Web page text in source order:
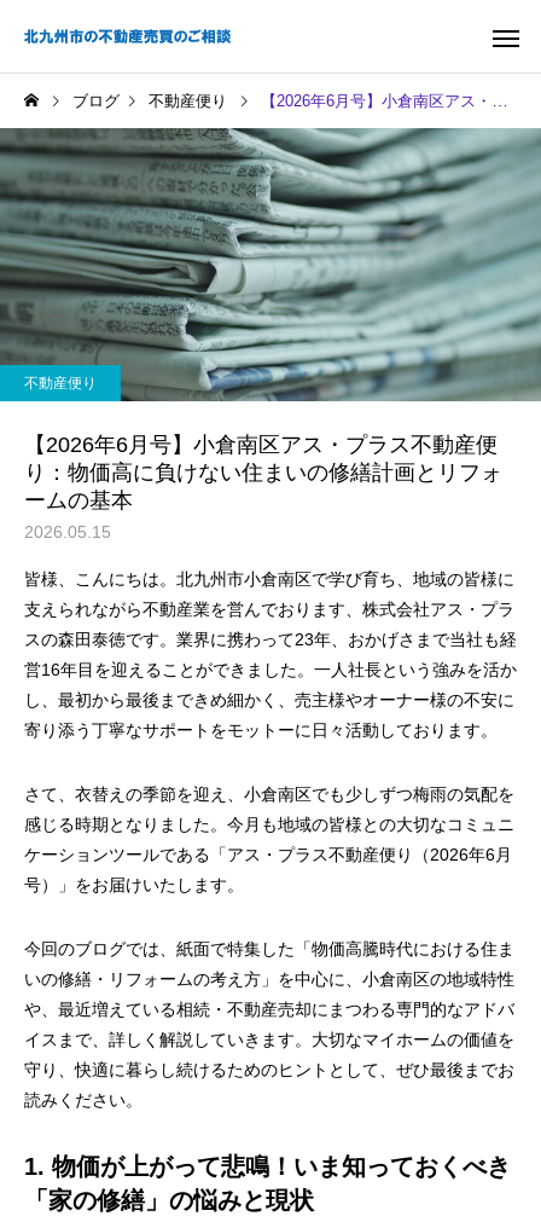
ブログ 不動産便り 【2026年6月号】小倉南区アス・プラス不動産便り：物価高に負けない住まいの修繕計画とリフォームの基本
不動産便り
【2026年6月号】小倉南区アス・プラス不動産便
り：物価高に負けない住まいの修繕計画とリフォ
ームの基本
2026.05.15
皆様、こんにちは。北九州市小倉南区で学び育ち、地域の皆様に
支えられながら不動産業を営んでおります、株式会社アス・プラ
スの森田泰徳です。業界に携わって23年、おかげさまで当社も経
営16年目を迎えることができました。一人社長という強みを活か
し、最初から最後まできめ細かく、売主様やオーナー様の不安に
寄り添う丁寧なサポートをモットーに日々活動しております。
さて、衣替えの季節を迎え、小倉南区でも少しずつ梅雨の気配を
感じる時期となりました。今月も地域の皆様との大切なコミュニ
ケーションツールである「アス・プラス不動産便り（2026年6月
号）」をお届けいたします。
今回のブログでは、紙面で特集した「物価高騰時代における住ま
いの修繕・リフォームの考え方」を中心に、小倉南区の地域特性
や、最近増えている相続・不動産売却にまつわる専門的なアドバ
イスまで、詳しく解説していきます。大切なマイホームの価値を
守り、快適に暮らし続けるためのヒントとして、ぜひ最後までお
読みください。
1. 物価が上がって悲鳴！いま知っておくべき
「家の修繕」の悩みと現状